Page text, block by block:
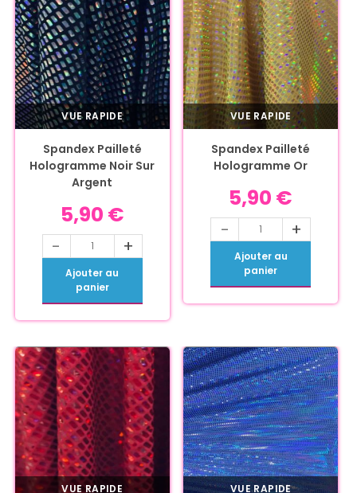
VUE RAPIDE
Spandex Pailleté
Hologramme Noir Sur
Argent
5,90 €
- +
Ajouter au
panier
VUE RAPIDE
Spandex Pailleté
Hologramme Or
5,90 €
- +
Ajouter au
panier
VUE RAPIDE VUE RAPIDE